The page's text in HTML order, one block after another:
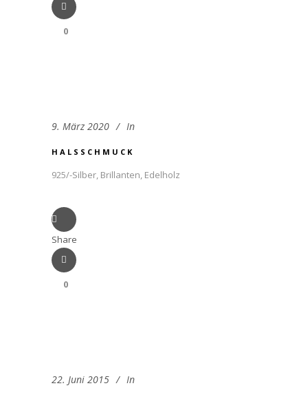
0
9. März 2020 In
HALSSCHMUCK
925/-Silber, Brillanten, Edelholz
Share
0
22. Juni 2015 In